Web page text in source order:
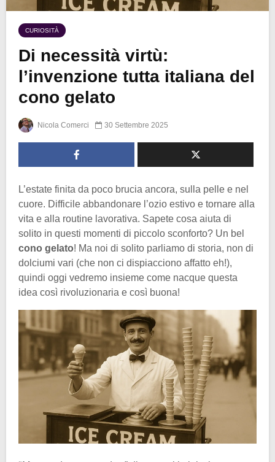
CURIOSITÀ
Di necessità virtù:
l’invenzione tutta italiana del
cono gelato
Nicola Comerci 30 Settembre 2025
L’estate finita da poco brucia ancora, sulla pelle e nel
cuore. Difficile abbandonare l’ozio estivo e tornare alla
vita e alla routine lavorativa. Sapete cosa aiuta di
solito in questi momenti di piccolo sconforto? Un bel
cono gelato! Ma noi di solito parliamo di storia, non di
dolciumi vari (che non ci dispiacciono affatto eh!),
quindi oggi vedremo insieme come nacque questa
idea così rivoluzionaria e così buona!